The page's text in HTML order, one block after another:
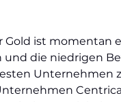
ist momentan
und die niedrigen
Unternehmen